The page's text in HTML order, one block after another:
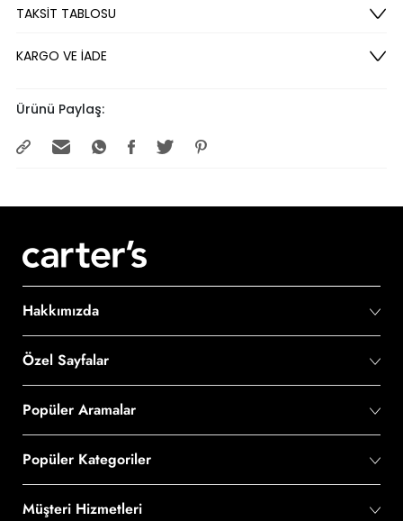
TAKSİT TABLOSU
KARGO VE İADE
Ürünü Paylaş:
Hakkımızda
Özel Sayfalar
Popüler Aramalar
Popüler Kategoriler
Müşteri Hizmetleri